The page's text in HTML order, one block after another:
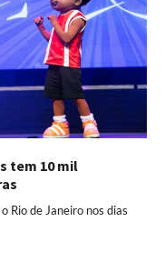
tem 10 mil
Rio de Janeiro nos dias